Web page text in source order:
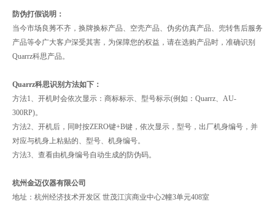
防伪打假说明：
当今市场良莠不齐，换牌换标产品、空壳产品、伪劣仿真产品、兜转售后服务
产品等令广大客户深受其害，为保障您的权益，请在选购产品时，准确识别
Quarrz科思产品。
Quarrz科思识别方法如下：
方法1、开机时会依次显示：商标标示、型号标示(例如：Quarrz、AU-
300RP)。
方法2、开机后，同时按ZERO键+B键，依次显示，型号，出厂机身编号，并
对应与机身上粘贴的、型号、机身编号。
方法3、查看由机身编号自动生成的防伪码。
杭州金迈仪器有限公司
地址：杭州经济技术开发区 世茂江滨商业中心2幢3单元408室